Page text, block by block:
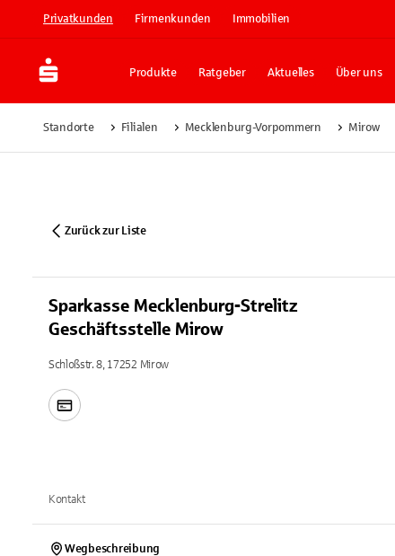
Privatkunden Firmenkunden Immobilien
Produkte Ratgeber Aktuelles Über uns
Standorte Filialen Mecklenburg-Vorpommern Mirow
Zurück zur Liste
Sparkasse Mecklenburg-Strelitz
Geschäftsstelle Mirow
Schloßstr. 8, 17252 Mirow
Kontakt
Wegbeschreibung